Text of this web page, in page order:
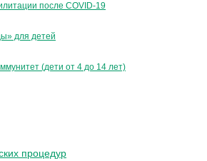
после COVID-19
для детей
(дети от 4 до 14 лет)
процедур